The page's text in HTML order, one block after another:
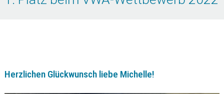
Herzlichen Glückwunsch liebe Michelle!